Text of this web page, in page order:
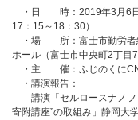
・日 時：2019年3月6日
17：15～18：30）
・場 所：富士市勤労者総
ホール（富士市中央町2丁目7
・主 催：ふじのくに
・講演報告：
講演「セルロースナノフ
寄附講座”の取組み」静岡大